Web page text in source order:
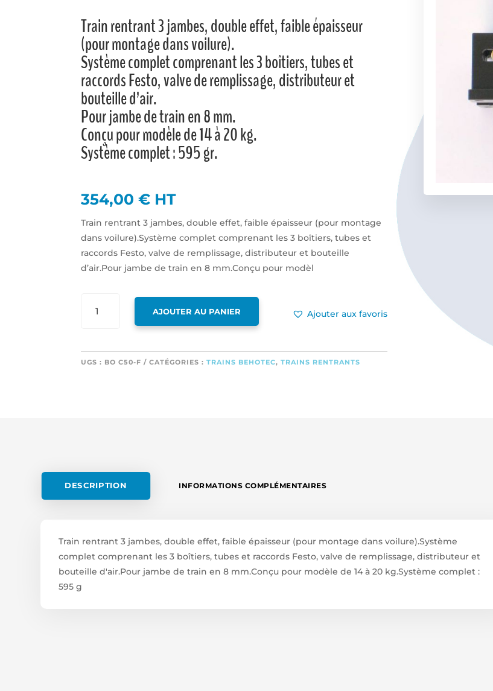
Train rentrant 3 jambes, double effet, faible épaisseur
(pour montage dans voilure).
Système complet comprenant les 3 boîtiers, tubes et
raccords Festo, valve de remplissage, distributeur et
bouteille d’air.
Pour jambe de train en 8 mm.
Conçu pour modèle de 14 à 20 kg.
Système complet : 595 gr.
354,00€ HT
Train rentrant 3 jambes, double effet, faible épaisseur (pour montage
dans voilure).Système complet comprenant les 3 boîtiers, tubes et
raccords Festo, valve de remplissage, distributeur et bouteille
d’air.Pour jambe de train en 8 mm.Conçu pour modèl
ET
RACCORDS
AJOUTER AU PANIER Ajouter aux favoris
UGS : BO C50-F CATÉGORIES :TRAINS BEHOTEC,TRAINS RENTRANTS
DESCRIPTION INFORMATIONS COMPLÉMENTAIRES
Train rentrant 3 jambes, double effet, faible épaisseur (pour montage dans voilure).Système
complet comprenant les 3 boîtiers, tubes et raccords Festo, valve de remplissage, distributeur et
bouteille d'air.Pour jambe de train en 8 mm.Conçu pour modèle de 14 à 20 kg.Système complet :
595 g